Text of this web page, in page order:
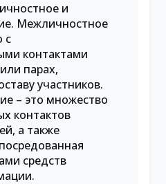
и
Межличностное
с
контактами
парах,
участников.
– это множество
контактов
а также
средств